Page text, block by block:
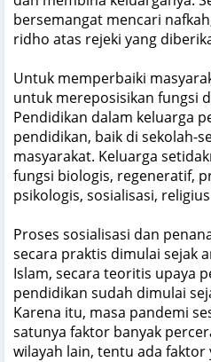
bersemangat mencari
ridho atas rejeki yang
Untuk memperbaiki
untuk mereposisikan fungsi
Pendidikan dalam keluarga
pendidikan, baik di sekolah-
masyarakat. Keluarga
fungsi biologis, regeneratif,
psikologis, sosialisasi,
Proses sosialisasi dan
secara praktis dimulai sejak
Islam, secara teoritis upaya
pendidikan sudah dimulai
Karena itu, masa pandemi
satunya faktor banyak
wilayah lain, tentu ada